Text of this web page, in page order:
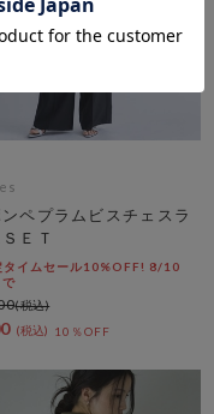
ペプラムビスチェスラ
ＥＴ
タイムセール10%OFF! 8/10
10％OFF